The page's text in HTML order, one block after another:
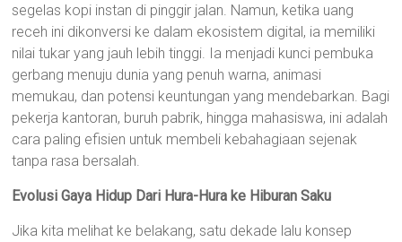
segelas kopi instan di pinggir jalan. Namun, ketika uang
receh ini dikonversi ke dalam ekosistem digital, ia memiliki
nilai tukar yang jauh lebih tinggi. Ia menjadi kunci pembuka
gerbang menuju dunia yang penuh warna, animasi
memukau, dan potensi keuntungan yang mendebarkan. Bagi
pekerja kantoran, buruh pabrik, hingga mahasiswa, ini adalah
cara paling efisien untuk membeli kebahagiaan sejenak
tanpa rasa bersalah.
Evolusi Gaya Hidup Dari Hura-Hura ke Hiburan Saku
Jika kita melihat ke belakang, satu dekade lalu konsep